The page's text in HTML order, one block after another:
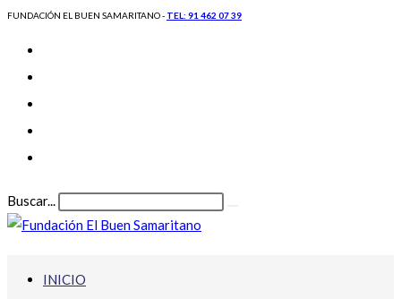
Ir al contenido
FUNDACIÓN EL BUEN SAMARITANO - TEL: 91 462 07 39
Buscar...
INICIO